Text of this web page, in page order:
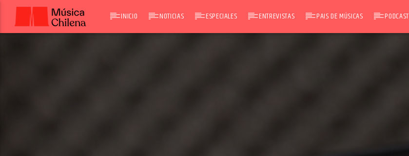
INICIO NOTICIAS ESPECIALES ENTREVISTAS PAIS DE MÚSICAS PODCAST